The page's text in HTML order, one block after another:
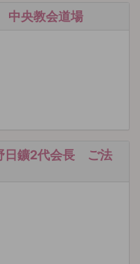
央教会道場
日鑛2代会長 ご法